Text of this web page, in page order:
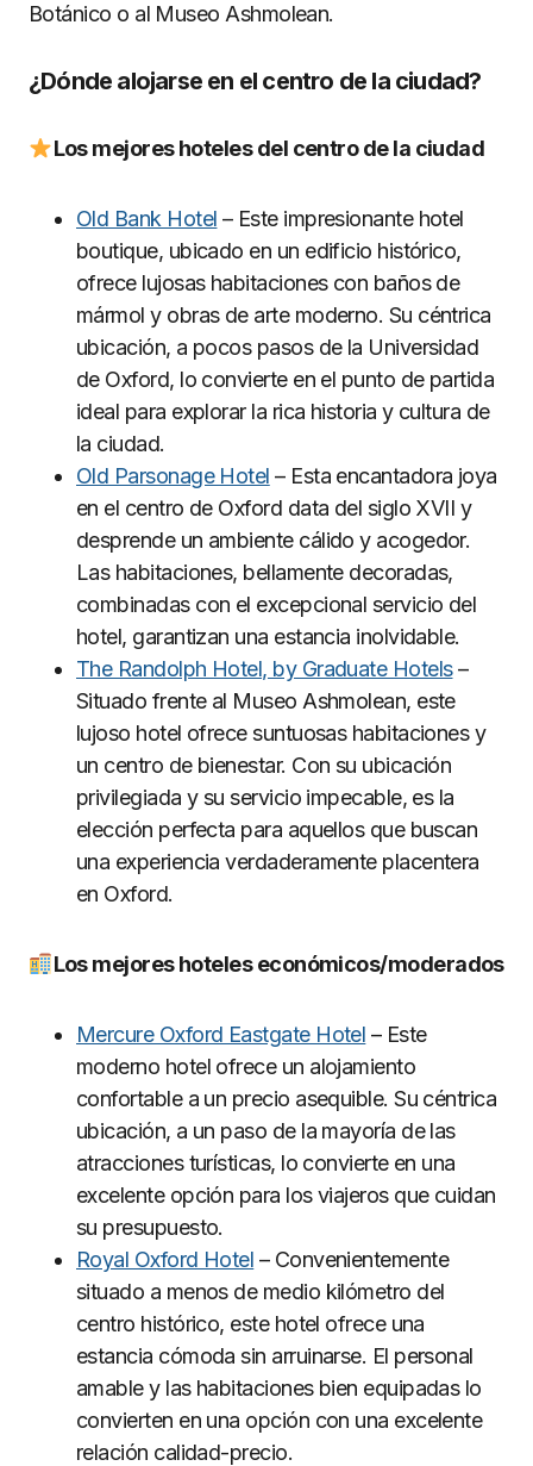
Botánico o al Museo Ashmolean.
¿Dónde alojarse en el centro de la ciudad?
Los mejores hoteles del centro de la ciudad
Old Bank Hotel – Este impresionante hotel
boutique, ubicado en un edificio histórico,
ofrece lujosas habitaciones con baños de
mármol y obras de arte moderno. Su céntrica
ubicación, a pocos pasos de la Universidad
de Oxford, lo convierte en el punto de partida
ideal para explorar la rica historia y cultura de
la ciudad.
Old Parsonage Hotel – Esta encantadora joya
en el centro de Oxford data del siglo XVII y
desprende un ambiente cálido y acogedor.
Las habitaciones, bellamente decoradas,
combinadas con el excepcional servicio del
hotel, garantizan una estancia inolvidable.
The Randolph Hotel, by Graduate Hotels–
Situado frente al Museo Ashmolean, este
lujoso hotel ofrece suntuosas habitaciones y
un centro de bienestar. Con su ubicación
privilegiada y su servicio impecable, es la
elección perfecta para aquellos que buscan
una experiencia verdaderamente placentera
en Oxford.
Los mejores hoteles económicos/moderados
Mercure Oxford Eastgate Hotel – Este
moderno hotel ofrece un alojamiento
confortable a un precio asequible. Su céntrica
ubicación, a un paso de la mayoría de las
atracciones turísticas, lo convierte en una
excelente opción para los viajeros que cuidan
su presupuesto.
Royal Oxford Hotel – Convenientemente
situado a menos de medio kilómetro del
centro histórico, este hotel ofrece una
estancia cómoda sin arruinarse. El personal
amable y las habitaciones bien equipadas lo
convierten en una opción con una excelente
relación calidad-precio.